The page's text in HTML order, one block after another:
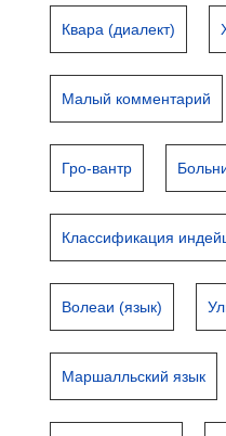
Квара (диалект)
Малый комментарий
Гро-вантр
Классификация
Волеаи (язык)
Маршалльский язык